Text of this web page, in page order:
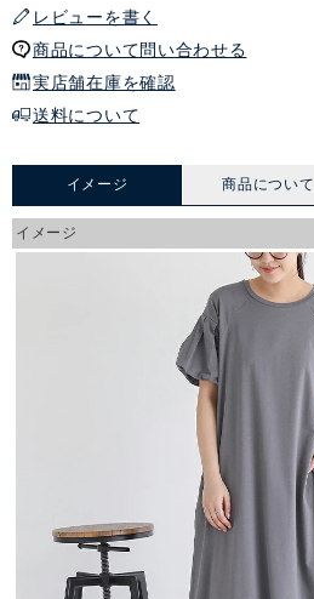
レビューを書く
商品について問い合わせる
実店舗在庫を確認
送料について
イメージ 商品について
イメージ